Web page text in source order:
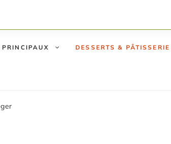
DESSERTS & PÂTISSERIE